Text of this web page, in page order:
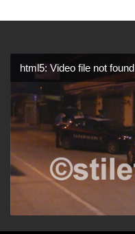
html5: Video file not found